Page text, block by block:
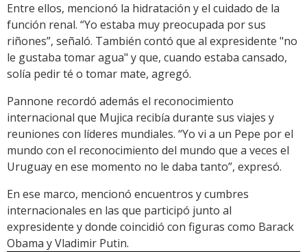
Entre ellos, mencionó la hidratación y el cuidado de la
función renal. “Yo estaba muy preocupada por sus
riñones”, señaló. También contó que al expresidente "no
le gustaba tomar agua" y que, cuando estaba cansado,
solía pedir té o tomar mate, agregó.
Pannone recordó además el reconocimiento
internacional que Mujica recibía durante sus viajes y
reuniones con líderes mundiales. “Yo vi a un Pepe por el
mundo con el reconocimiento del mundo que a veces el
Uruguay en ese momento no le daba tanto”, expresó.
En ese marco, mencionó encuentros y cumbres
internacionales en las que participó junto al
expresidente y donde coincidió con figuras como Barack
Obama y Vladimir Putin.